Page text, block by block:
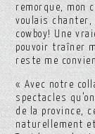
remorque, mon
voulais
cowboy! Une
pouvoir traîner
reste me
« Avec notre
spectacles
de la province,
naturellement